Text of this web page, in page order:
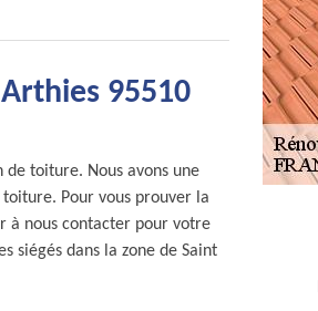
95510
de toiture. Nous avons une
Pour vous prouver la
à nous contacter pour votre
siégés dans la zone de Saint